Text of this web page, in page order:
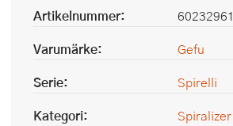
Artikelnummer:
60232961
Varumärke:
Gefu
Serie:
Spirelli
Kategori:
Spiralizer